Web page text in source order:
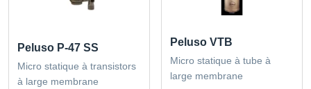
Peluso P-47 SS
Micro statique à transistors
à large membrane
Peluso VTB
Micro statique à tube à
large membrane